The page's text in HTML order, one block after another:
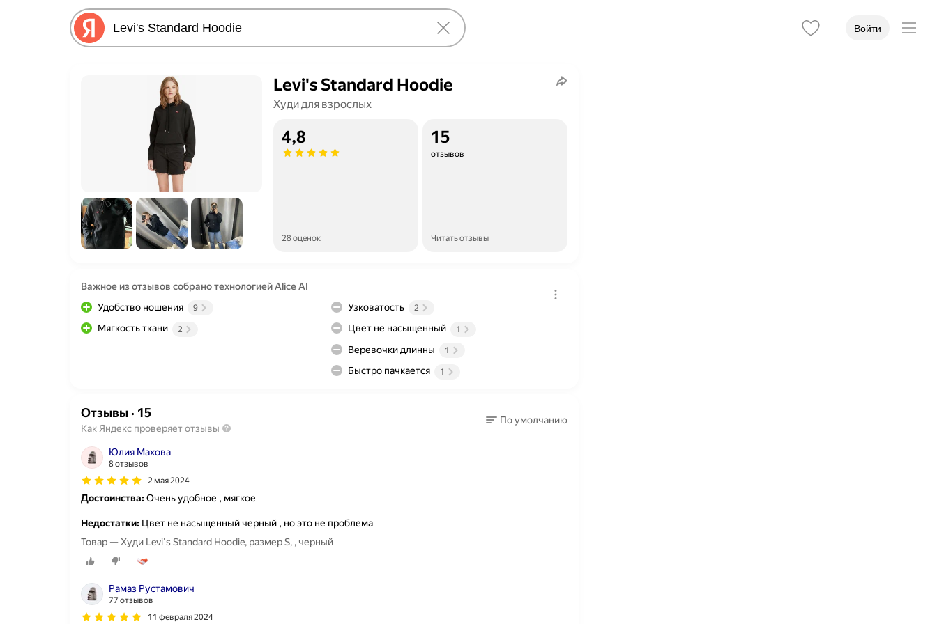
Войти
Levi's Standard Hoodie
Худи для взрослых
4,8
28 оценок
15
отзывов
Читать отзывы
Важное из отзывов собрано технологией Alice AI
Удобство ношения
9
Мягкость ткани 2
Узковатость 2
Цвет не насыщенный 1
Веревочки длинны 1
Быстро пачкается 1
Отзывы· 15
Как Яндекс проверяет отзывы
По умолчанию
Юлия Махова
8 отзывов
2 мая 2024
Достоинства:Очень удобное , мягкое
Недостатки: Цвет не насыщенный черный , но это не проблема
Товар — Худи Levi's Standard Hoodie, размер S, , черный
Рамаз Рустамович
77 отзывов
11 февраля 2024